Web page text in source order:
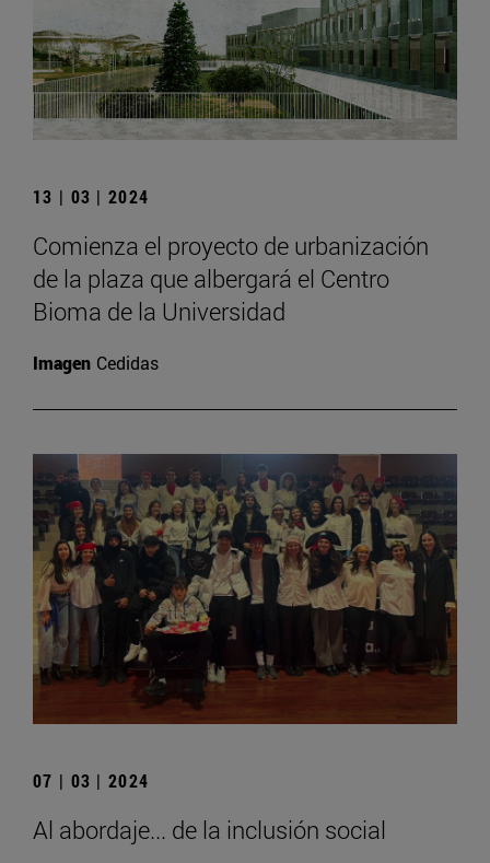
13 | 03 | 2024
Comienza el proyecto de urbanización
de la plaza que albergará el Centro
Bioma de la Universidad
Imagen Cedidas
07 | 03 | 2024
Al abordaje... de la inclusión social